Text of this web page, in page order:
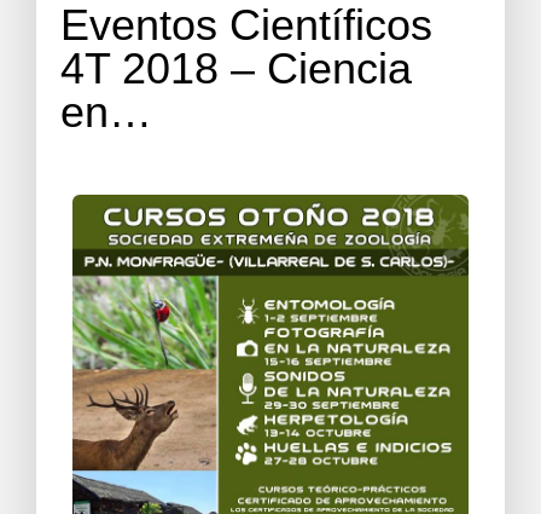
Eventos Científicos
4T 2018 – Ciencia
en…